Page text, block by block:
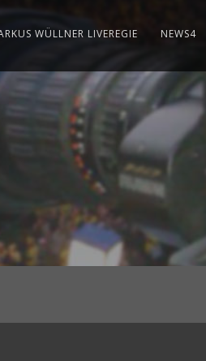
WÜLLNER LIVEREGIE NEWS4